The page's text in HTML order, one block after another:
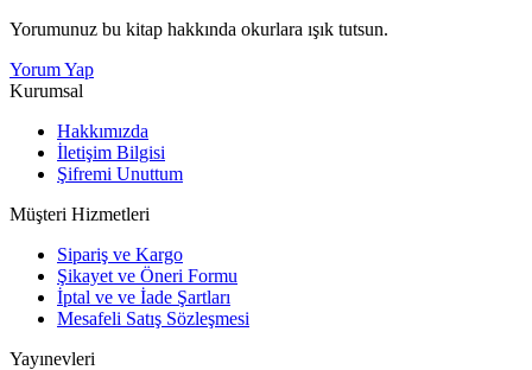
Yorumunuz bu kitap hakkında okurlara ışık tutsun.
Yorum Yap
Kurumsal
Hakkımızda
İletişim Bilgisi
Şifremi Unuttum
Müşteri Hizmetleri
Sipariş ve Kargo
Şikayet ve Öneri Formu
İptal ve ve İade Şartları
Mesafeli Satış Sözleşmesi
Yayınevleri